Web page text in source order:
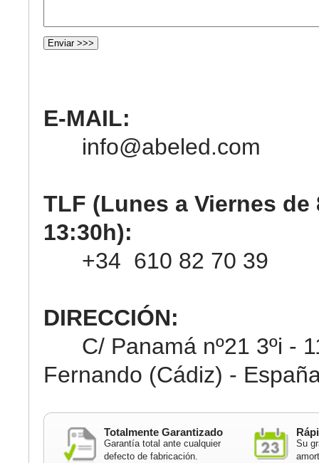
E-MAIL:
info@abeled.com
TLF (Lunes a Viernes de
13:30h):
+34 610 82 70 39
DIRECCIÓN:
C/ Panamá nº21 3ºi -
Fernando (Cádiz) -
Totalmente Garantizado
Garantía total ante cualquier
defecto de fabricación.
Su